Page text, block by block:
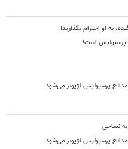
به او احترام بگذارید!
پرسپولیس است!
پرسپولیس لژیونر می‌شود
به نساجی
پرسپولیس لژیونر می‌شود